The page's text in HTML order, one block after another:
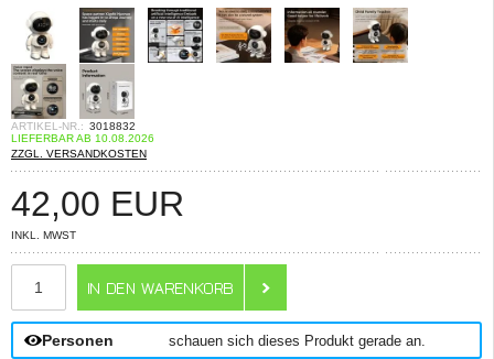
ARTIKEL-NR.: 3018832
LIEFERBAR AB 10.08.2026
ZZGL. VERSANDKOSTEN
42,00 EUR
INKL. MWST
Personen schauen sich dieses Produkt gerade an.